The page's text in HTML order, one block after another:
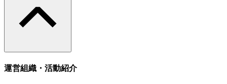
運営組織・活動紹介